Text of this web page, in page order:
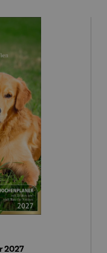
2027